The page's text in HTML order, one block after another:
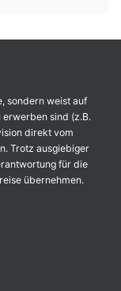
sondern weist auf
sind (z.B.
direkt vom
Trotz ausgiebiger
für die
übernehmen.